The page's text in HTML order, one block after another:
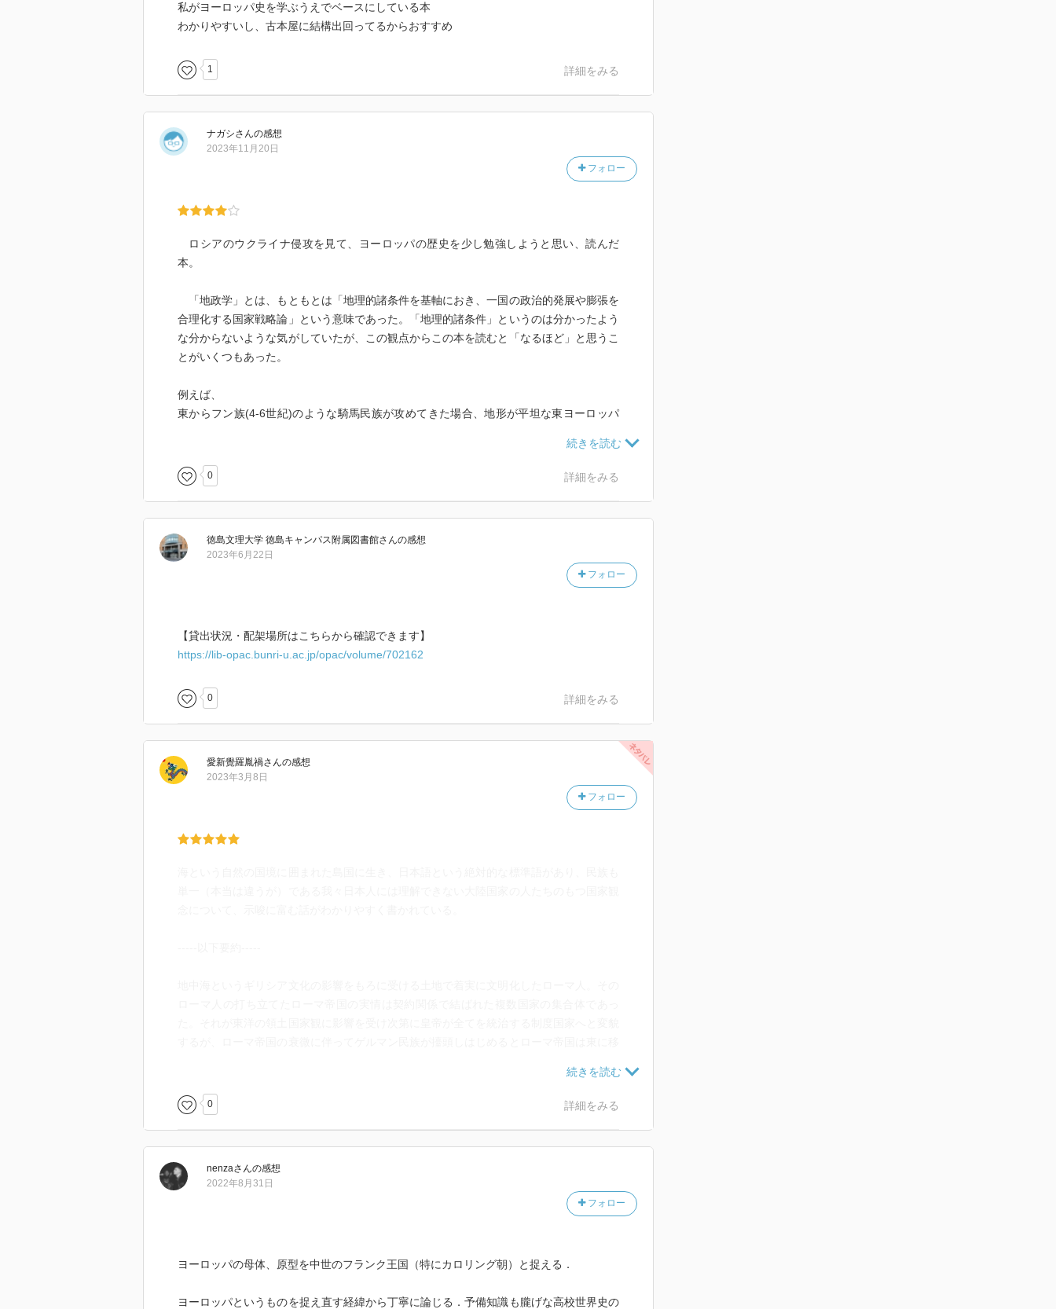
私がヨーロッパ史を学ぶうえでベースにしている本
わかりやすいし、古本屋に結構出回ってるからおすすめ
1 詳細をみる
ナガシさんの感想
フォロー
2023年11月20日
ロシアのウクライナ侵攻を見て、ヨーロッパの歴史を少し勉強しようと思い、読んだ
本。
「地政学」とは、もともとは「地理的諸条件を基軸におき、一国の政治的発展や膨張を
合理化する国家戦略論」という意味であった。「地理的諸条件」というのは分かったよう
な分からないような気がしていたが、この観点からこの本を読むと「なるほど」と思うこ
とがいくつもあった。
例えば、
東からフン族(4-6世紀)のような騎馬民族が攻めてきた場合、地形が平坦な東ヨーロッパ
う。実はこの辺りがヨーロッパ文化の防衛線になり、結果として西ヨーロッパだけがヨー
ロッパ本体と考える考え方が潜在的に形成された。これは人種上や宗教上の問題とは異な
るが、非常に大きな意味を持つ。
0 詳細をみる
徳島文理大学 徳島キャンパス附属図書館さんの感想
フォロー
2023年6月22日
【貸出状況・配架場所はこちらから確認できます】
https://lib-opac.bunri-u.ac.jp/opac/volume/702162
0 詳細をみる
愛新覺羅胤禍さんの感想
フォロー
2023年3月8日
する。しかし著者曰く「西ヨーロッパはすでにローマの滅亡以来、今日に至るまで、いま
だかつて一つの国に統合されたためしはなかった」（p.134）。フランク帝国は現在の西
ヨーロッパに広大な領土をもったが、それは結局のところ初期ローマ帝国内部の契約関係
ば、またそれを超えて一つになることもできる。つまりヨーロッパとはそれだけ流動的な
集合体である。EEC（発刊当時）が目指すのも画一化されたヨーロッパという一つの（日
本人的発想による）国家的存在ではなく、各々の個性を打ち出しながらも緩くヨーロッパ
0 詳細をみる
nenzaさんの感想
フォロー
2022年8月31日
ヨーロッパの母体、原型を中世のフランク王国（特にカロリング朝）と捉える．
ヨーロッパというものを捉え直す経緯から丁寧に論じる．予備知識も朧げな高校世界史の